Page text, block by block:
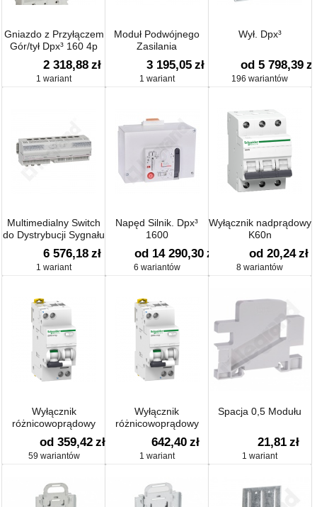
Gniazdo z Przyłączem
Gór/tył Dpx³ 160 4p
2 318,88 zł
1 wariant
Moduł Podwójnego
Zasilania
3 195,05 zł
1 wariant
Wył. Dpx³
od 5 798,39 zł
196 wariantów
Multimedialny Switch
do Dystrybucji Sygnału
Telef, Internetu, Tv
Kablowej
6 576,18 zł
1 wariant
Napęd Silnik. Dpx³
1600
od 14 290,30 zł
6 wariantów
Wyłącznik nadprądowy
K60n
od 20,24 zł
8 wariantów
Wyłącznik
różnicowoprądowy
iDPN N Vigi
od 359,42 zł
59 wariantów
Wyłącznik
różnicowoprądowy
iDPNa Vigi
642,40 zł
1 wariant
Spacja 0,5 Modułu
21,81 zł
1 wariant